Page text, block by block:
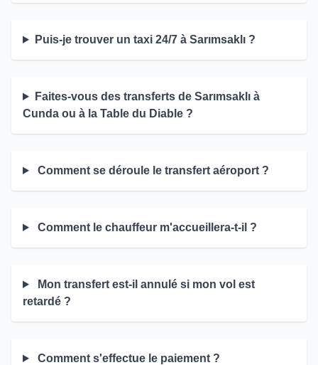
Puis-je trouver un taxi 24/7 à Sarımsaklı ?
Faites-vous des transferts de Sarımsaklı à
Cunda ou à la Table du Diable ?
Comment se déroule le transfert aéroport ?
Comment le chauffeur m'accueillera-t-il ?
Mon transfert est-il annulé si mon vol est
retardé ?
Comment s'effectue le paiement ?